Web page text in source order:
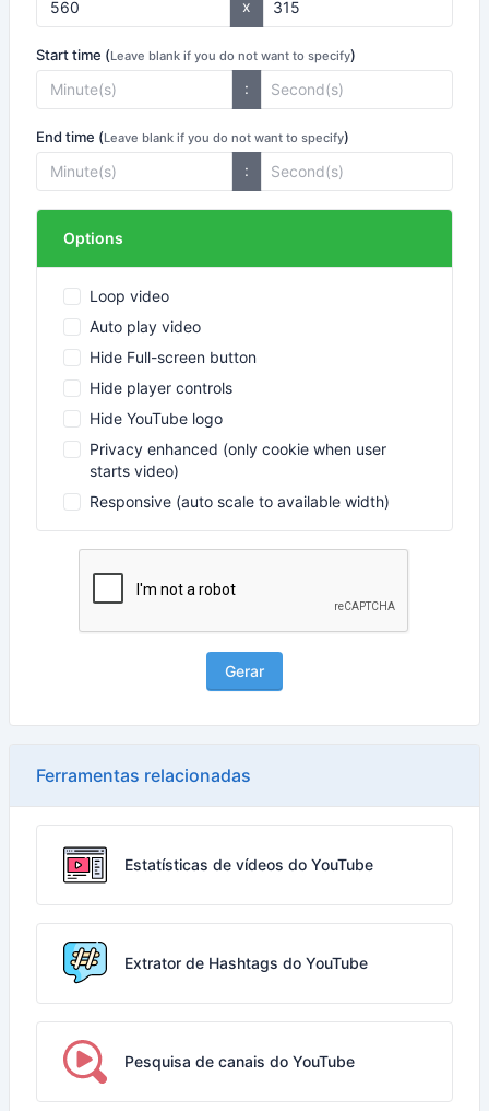
x
Start time (Leave blank if you do not want to specify)
:
End time (Leave blank if you do not want to specify)
:
Options
Loop video
Auto play video
Hide Full-screen button
Hide player controls
Hide YouTube logo
Privacy enhanced (only cookie when user
starts video)
Responsive (auto scale to available width)
Gerar
Ferramentas relacionadas
Estatísticas de vídeos do YouTube
Extrator de Hashtags do YouTube
Pesquisa de canais do YouTube